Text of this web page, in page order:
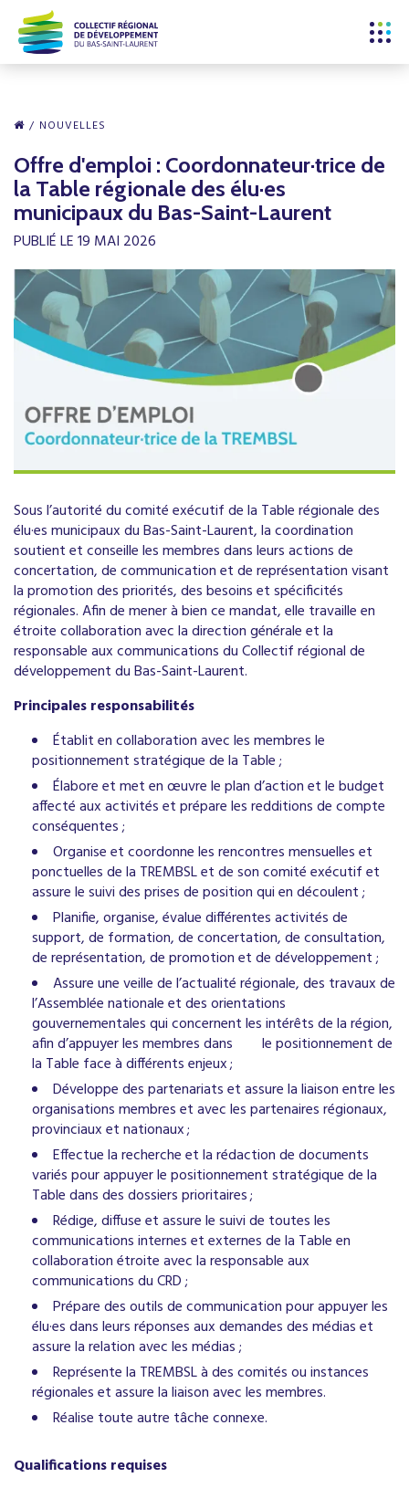
NOUVELLES
Offre d'emploi : Coordonnateur·trice de
la Table régionale des élu·es
municipaux du Bas-Saint-Laurent
PUBLIÉ LE 19 MAI 2026
Sous l’autorité du comité exécutif de la Table régionale des
élu·es municipaux du Bas-Saint-Laurent, la coordination
soutient et conseille les membres dans leurs actions de
concertation, de communication et de représentation visant
la promotion des priorités, des besoins et spécificités
régionales. Afin de mener à bien ce mandat, elle travaille en
étroite collaboration avec la direction générale et la
responsable aux communications du Collectif régional de
développement du Bas-Saint-Laurent.
Principales responsabilités
Établit en collaboration avec les membres le
positionnement stratégique de la Table ;
Élabore et met en œuvre le plan d’action et le budget
affecté aux activités et prépare les redditions de compte
conséquentes ;
Organise et coordonne les rencontres mensuelles et
ponctuelles de la TREMBSL et de son comité exécutif et
assure le suivi des prises de position qui en découlent ;
Planifie, organise, évalue différentes activités de
support, de formation, de concertation, de consultation,
de représentation, de promotion et de développement ;
Assure une veille de l’actualité régionale, des travaux de
l’Assemblée nationale et des orientations
gouvernementales qui concernent les intérêts de la région,
afin d’appuyer les membres dans le positionnement de
la Table face à différents enjeux ;
Développe des partenariats et assure la liaison entre les
organisations membres et avec les partenaires régionaux,
provinciaux et nationaux ;
Effectue la recherche et la rédaction de documents
variés pour appuyer le positionnement stratégique de la
Table dans des dossiers prioritaires ;
Rédige, diffuse et assure le suivi de toutes les
communications internes et externes de la Table en
collaboration étroite avec la responsable aux
communications du CRD ;
Prépare des outils de communication pour appuyer les
élu·es dans leurs réponses aux demandes des médias et
assure la relation avec les médias ;
Représente la TREMBSL à des comités ou instances
régionales et assure la liaison avec les membres.
Réalise toute autre tâche connexe.
Qualifications requises